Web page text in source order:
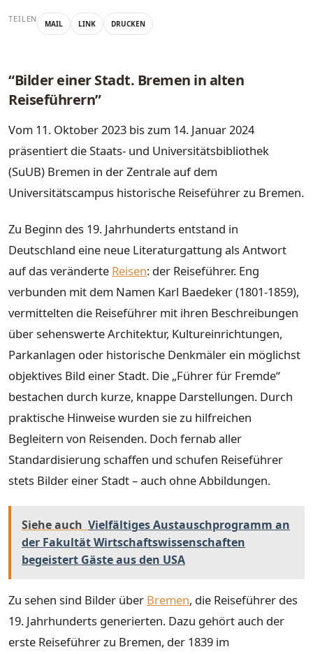
TEILEN MAIL LINK DRUCKEN
“Bilder einer Stadt. Bremen in alten
Reiseführern”
Vom 11. Oktober 2023 bis zum 14. Januar 2024
präsentiert die Staats- und Universitätsbibliothek
(SuUB) Bremen in der Zentrale auf dem
Universitätscampus historische Reiseführer zu Bremen.
Zu Beginn des 19. Jahrhunderts entstand in
Deutschland eine neue Literaturgattung als Antwort
auf das veränderte Reisen: der Reiseführer. Eng
verbunden mit dem Namen Karl Baedeker (1801-1859),
vermittelten die Reiseführer mit ihren Beschreibungen
über sehenswerte Architektur, Kultureinrichtungen,
Parkanlagen oder historische Denkmäler ein möglichst
objektives Bild einer Stadt. Die „Führer für Fremde“
bestachen durch kurze, knappe Darstellungen. Durch
praktische Hinweise wurden sie zu hilfreichen
Begleitern von Reisenden. Doch fernab aller
Standardisierung schaffen und schufen Reiseführer
stets Bilder einer Stadt – auch ohne Abbildungen.
Siehe auch Vielfältiges Austauschprogramm an
der Fakultät Wirtschaftswissenschaften
begeistert Gäste aus den USA
Zu sehen sind Bilder über Bremen, die Reiseführer des
19. Jahrhunderts generierten. Dazu gehört auch der
erste Reiseführer zu Bremen, der 1839 im